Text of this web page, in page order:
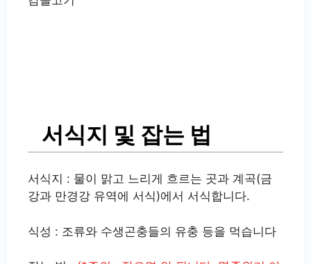
서식지 및 잡는 법
서식지 : 물이 맑고 느리게 흐르는 곳과 계곡(금
강과 만경강 유역에 서식)에서 서식합니다.
식성 : 조류와 수생곤충들의 유충 등을 먹습니다